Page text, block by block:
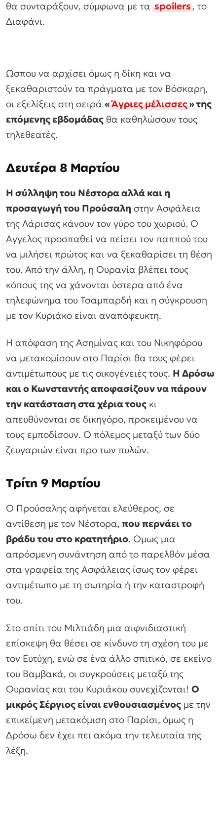
θα συνταράξουν, σύμφωνα με ταspoilers, το
Διαφάνι.
Ωσπου να αρχίσει όμως η δίκη και να
ξεκαθαριστούν τα πράγματα με τον Βόσκαρη,
οι εξελίξεις στη σειρά «Άγριες μέλισσες» της
επόμενης εβδομάδας θα καθηλώσουν τους
τηλεθεατές.
Δευτέρα 8 Μαρτίου
Η σύλληψη του Νέστορα αλλά και η
προσαγωγή του Προύσαλη στην Ασφάλεια
της Λάρισας κάνουν τον γύρο του χωριού. Ο
Αγγελος προσπαθεί να πείσει τον παππού του
να μιλήσει πρώτος και να ξεκαθαρίσει τη θέση
του. Από την άλλη, η Ουρανία βλέπει τους
κόπους της να χάνονται ύστερα από ένα
τηλεφώνημα του Τσαμπαρδή και η σύγκρουση
με τον Κυριάκο είναι αναπόφευκτη.
Η απόφαση της Ασημίνας και του Νικηφόρου
να μετακομίσουν στο Παρίσι θα τους φέρει
αντιμέτωπους με τις οικογένειές τους. Η Δρόσω
και ο Κωνσταντής αποφασίζουν να πάρουν
την κατάσταση στα χέρια τους κι
απευθύνονται σε δικηγόρο, προκειμένου να
τους εμποδίσουν. Ο πόλεμος μεταξύ των δύο
ζευγαριών είναι προ των πυλών.
Τρίτη 9 Μαρτίου
Ο Προύσαλης αφήνεται ελεύθερος, σε
αντίθεση με τον Νέστορα, που περνάει το
βράδυ του στο κρατητήριο. Ομως μια
απρόσμενη συνάντηση από το παρελθόν μέσα
στα γραφεία της Ασφάλειας ίσως τον φέρει
αντιμέτωπο με τη σωτηρία ή την καταστροφή
του.
Στο σπίτι του Μιλτιάδη μια αιφνιδιαστική
επίσκεψη θα θέσει σε κίνδυνο τη σχέση του με
τον Ευτύχη, ενώ σε ένα άλλο σπιτικό, σε εκείνο
του Βαμβακά, οι συγκρούσεις μεταξύ της
Ουρανίας και του Κυριάκου συνεχίζονται! Ο
μικρός Σέργιος είναι ενθουσιασμένος με την
επικείμενη μετακόμιση στο Παρίσι, όμως η
Δρόσω δεν έχει πει ακόμα την τελευταία της
λέξη.